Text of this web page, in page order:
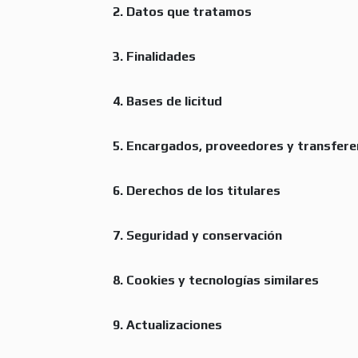
2. Datos que tratamos
3. Finalidades
4. Bases de licitud
5. Encargados, proveedores y
6. Derechos de los titulares
7. Seguridad y conservación
8. Cookies y tecnologías similares
9. Actualizaciones